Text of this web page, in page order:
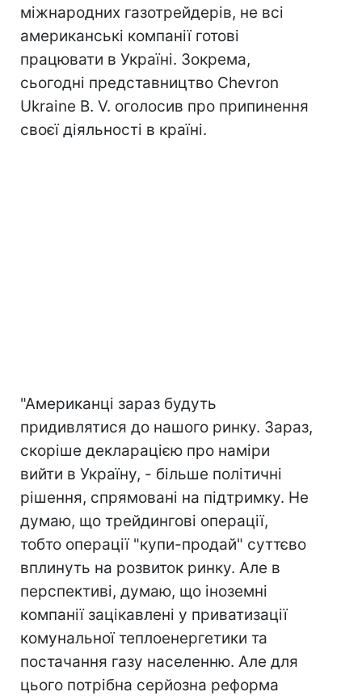
міжнародних газотрейдерів, не всі
американські компанії готові
працювати в Україні. Зокрема,
сьогодні представництво Chevron
Ukraine B. V. оголосив про припинення
своєї діяльності в країні.
"Американці зараз будуть
придивлятися до нашого ринку. Зараз,
скоріше декларацією про наміри
вийти в Україну, - більше політичні
рішення, спрямовані на підтримку. Не
думаю, що трейдингові операції,
тобто операції "купи-продай" суттєво
вплинуть на розвиток ринку. Але в
перспективі, думаю, що іноземні
компанії зацікавлені у приватизації
комунальної теплоенергетики та
постачання газу населенню. Але для
цього потрібна серйозна реформа